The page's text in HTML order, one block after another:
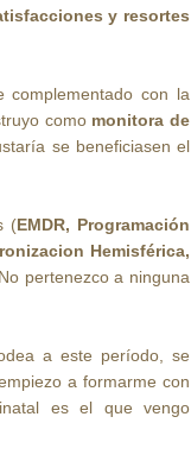
y resortes
complementado con la
como monitora de
se beneficiasen el
(EMDR, Programación
Hemisférica,
No pertenezco a ninguna
a este período, se
a formarme con
es el que vengo